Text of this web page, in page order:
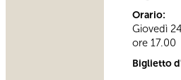
Orario:
Giovedì
ore 17.00
Biglietto